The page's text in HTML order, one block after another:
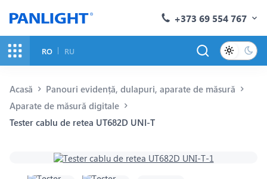
+373 69 554 767
RO RU
Acasă
Panouri evidență, dulapuri, aparate de măsură
Aparate de măsură digitale
Tester cablu de retea UT682D UNI-T